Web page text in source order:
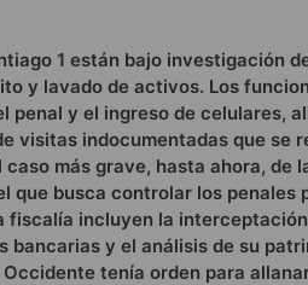
1 están bajo investigación
y lavado de activos. Los
y el ingreso de celulares,
visitas indocumentadas que se
más grave, hasta ahora, de
que busca controlar los penales
fiscalía incluyen la
bancarias y el análisis de su
tenía orden para